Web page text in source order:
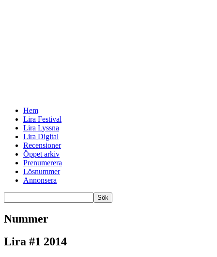
Hem
Lira Festival
Lira Lyssna
Lira Digital
Recensioner
Öppet arkiv
Prenumerera
Lösnummer
Annonsera
Nummer
Lira #1 2014